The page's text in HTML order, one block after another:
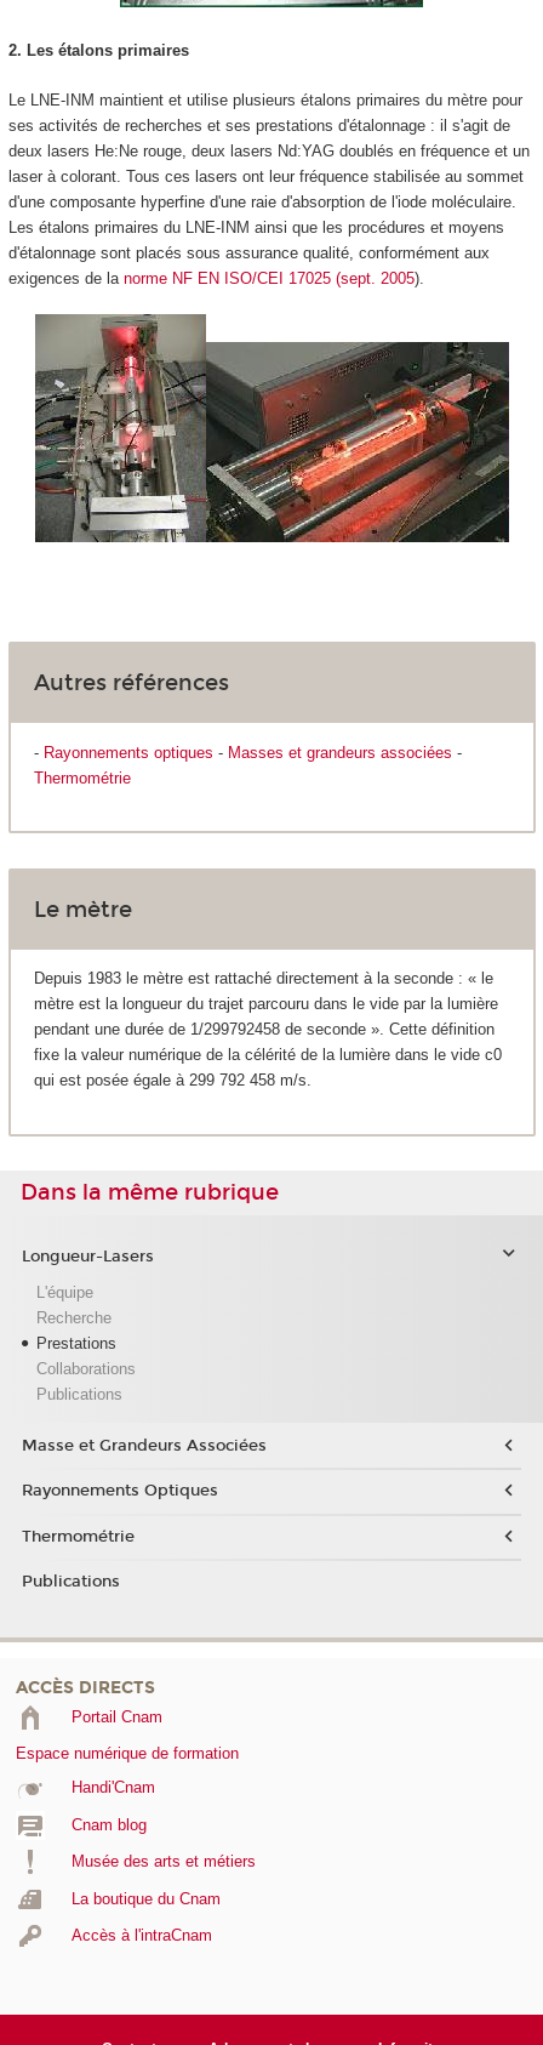
2. Les étalons primaires
Le LNE-INM maintient et utilise plusieurs étalons primaires du mètre pour
ses activités de recherches et ses prestations d'étalonnage : il s'agit de
deux lasers He:Ne rouge, deux lasers Nd:YAG doublés en fréquence et un
laser à colorant. Tous ces lasers ont leur fréquence stabilisée au sommet
d'une composante hyperfine d'une raie d'absorption de l'iode moléculaire.
Les étalons primaires du LNE-INM ainsi que les procédures et moyens
d'étalonnage sont placés sous assurance qualité, conformément aux
exigences de la norme NF EN ISO/CEI 17025 (sept. 2005).
Autres références
- Rayonnements optiques - Masses et grandeurs associées -
Thermométrie
Le mètre
Depuis 1983 le mètre est rattaché directement à la seconde : « le
mètre est la longueur du trajet parcouru dans le vide par la lumière
pendant une durée de 1/299792458 de seconde ». Cette définition
fixe la valeur numérique de la célérité de la lumière dans le vide c0
qui est posée égale à 299 792 458 m/s.
Dans la même rubrique
Longueur-Lasers
L'équipe
Recherche
Prestations
Collaborations
Publications
Masse et Grandeurs Associées
Rayonnements Optiques
Thermométrie
Publications
ACCÈS DIRECTS
Portail Cnam
Espace numérique de formation
Handi'Cnam
Cnam blog
Musée des arts et métiers
La boutique du Cnam
Accès à l'intraCnam